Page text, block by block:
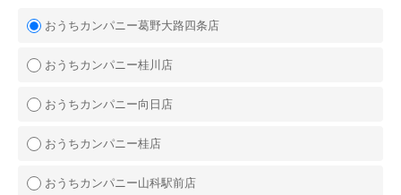
おうちカンパニー葛野大路四条店
おうちカンパニー桂川店
おうちカンパニー向日店
おうちカンパニー桂店
おうちカンパニー山科駅前店